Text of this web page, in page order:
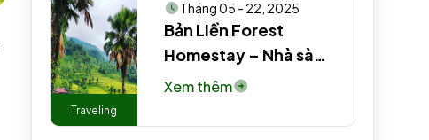
Traveling
Tháng 05 - 22, 2025
Bản Liền Forest
Homestay – Nhà sàn
truyền thống người
Xem thêm